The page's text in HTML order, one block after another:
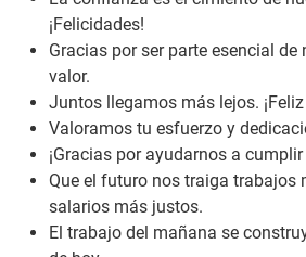
¡Felicidades!
Gracias por ser parte esencial de
valor.
Juntos llegamos más lejos.
Valoramos tu esfuerzo y
¡Gracias por ayudarnos a
Que el futuro nos traiga trabajos
salarios más justos.
El trabajo del mañana se